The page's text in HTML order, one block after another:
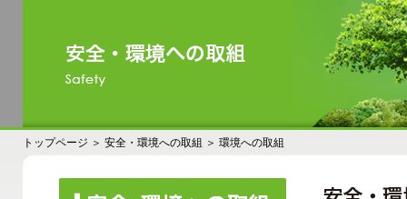
トップページ ＞ 安全・環境への取組 ＞ 環境への取組